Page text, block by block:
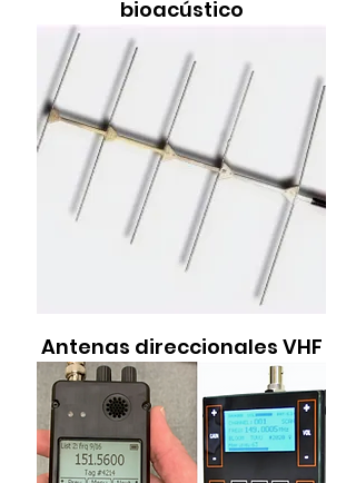
bioacústico
Antenas direccionales VHF